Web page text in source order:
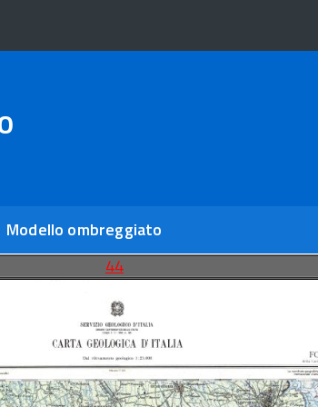
Modello ombreggiato
44